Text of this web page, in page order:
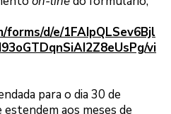
d/e/1FAIpQLSev6Bjl
vi
para o dia 30 de
aos meses de